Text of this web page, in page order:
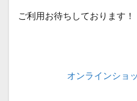
ご利用お待ちしております！
オンラインショ